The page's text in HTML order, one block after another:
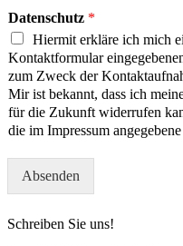
Datenschutz *
Hiermit erkläre ich mich
Kontaktformular
zum Zweck der
Mir ist bekannt, dass ich
für die Zukunft widerrufen
die im Impressum
Absenden
Schreiben Sie uns!